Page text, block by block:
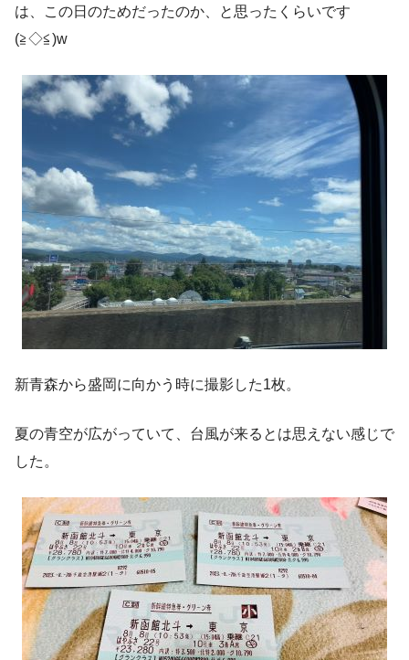
は、この日のためだったのか、と思ったくらいです
(≧◇≦)w
新青森から盛岡に向かう時に撮影した1枚。
夏の青空が広がっていて、台風が来るとは思えない感じで
した。